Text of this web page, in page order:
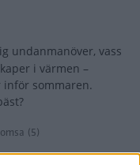
undanmanöver, vass
i värmen –
sommaren.
(5)